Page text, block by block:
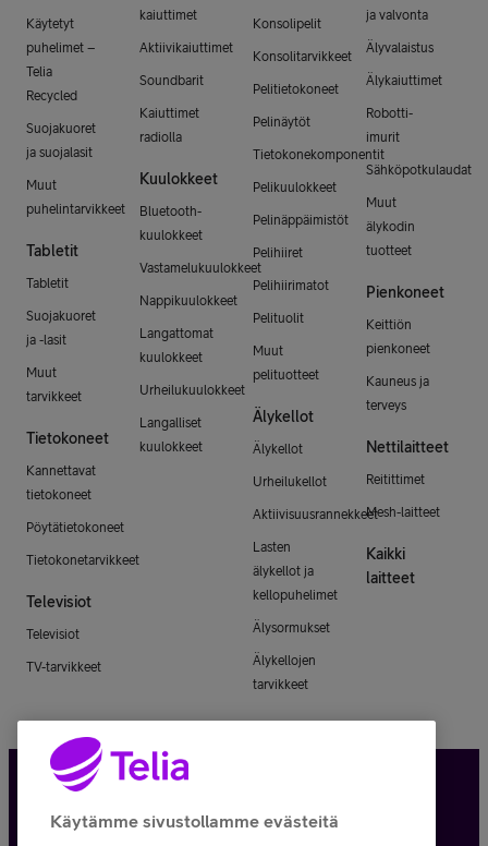
Käytetyt
puhelimet –
Telia
Recycled
Suojakuoret
ja suojalasit
Muut
puhelintarvikkeet
Tabletit
Tabletit
Suojakuoret
ja -lasit
Muut
tarvikkeet
Tietokoneet
Kannettavat
tietokoneet
Pöytätietokoneet
Tietokonetarvikkeet
Televisiot
Televisiot
TV-tarvikkeet
kaiuttimet
Aktiivikaiuttimet
Soundbarit
Kaiuttimet
radiolla
Kuulokkeet
Bluetooth-
kuulokkeet
Vastamelukuulokkeet
Nappikuulokkeet
Langattomat
kuulokkeet
Urheilukuulokkeet
Langalliset
kuulokkeet
Konsolipelit
Konsolitarvikkeet
Pelitietokoneet
Pelinäytöt
Tietokonekomponentit
Pelikuulokkeet
Pelinäppäimistöt
Pelihiiret
Pelihiirimatot
Pelituolit
Muut
pelituotteet
Älykellot
Älykellot
Urheilukellot
Aktiivisuusrannekkeet
Lasten
älykellot ja
kellopuhelimet
Älysormukset
Älykellojen
tarvikkeet
ja valvonta
Älyvalaistus
Älykaiuttimet
Robotti-
imurit
Sähköpotkulaudat
Muut
älykodin
tuotteet
Pienkoneet
Keittiön
pienkoneet
Kauneus ja
terveys
Nettilaitteet
Reitittimet
Mesh-laitteet
Kaikki
laitteet
Tietosuoja ja -turva
Käytämme sivustollamme evästeitä